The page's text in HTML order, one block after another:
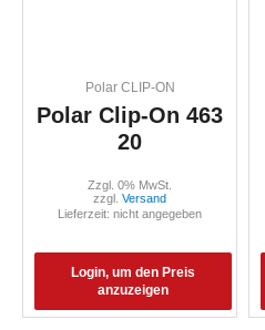
Polar CLIP-ON
Polar Clip-On 463
20
Login, um den Preis
anzuzeigen
Zzgl. 0% MwSt.
zzgl. Versand
Lieferzeit: nicht angegeben